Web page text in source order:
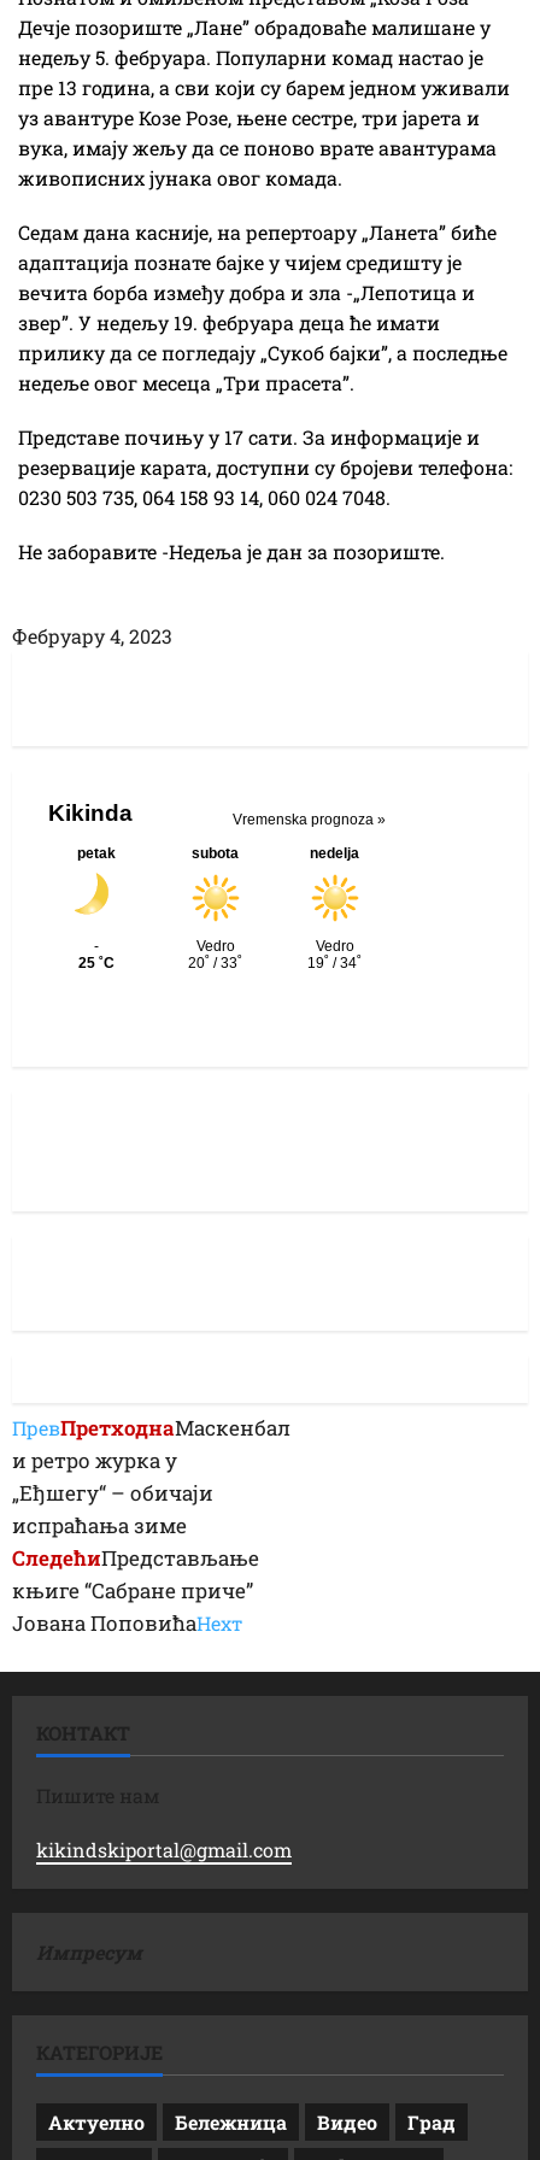
Дечје позориште „Лане” обрадоваће малишане у
недељу 5. фебруара. Популарни комад настао је
пре 13 година, а сви који су барем једном уживали
уз авантуре Козе Розе, њене сестре, три јарета и
вука, имају жељу да се поново врате авантурама
живописних јунака овог комада.
Седам дана касније, на репертоару „Ланета” биће
адаптација познате бајке у чијем средишту је
вечита борба између добра и зла -„Лепотица и
звер”. У недељу 19. фебруара деца ће имати
прилику да се погледају „Сукоб бајки”, а последње
недеље овог месеца „Три прасета”.
Представе почињу у 17 сати. За информације и
резервације карата, доступни су бројеви телефона:
0230 503 735, 064 158 93 14, 060 024 7048.
Не заборавите -Недеља је дан за позориште.
Фебруарy 4, 2023
ПревПретходнаМаскенбал
и ретро журка у
„Еђшегу“ – обичаји
испраћања зиме
СледећиПредстављање
књиге “Сабране приче”
Јована ПоповићаНеxт
КОНТАКТ
Пишите нам
kikindskiportal@gmail.com
Импресум
КАТЕГОРИЈЕ
Актуелно Бележница Видео
Град